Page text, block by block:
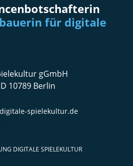
für digitale
gGmbH
10789 Berlin
spielekultur.de
DIGITALE SPIELEKULTUR